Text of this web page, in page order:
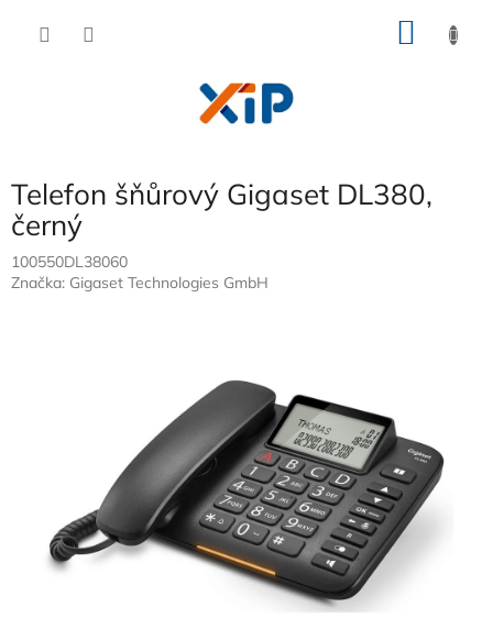
Telefon šňůrový Gigaset DL380,
černý
100550DL38060
Značka: Gigaset Technologies GmbH